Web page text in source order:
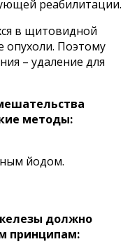
реабилитации.
в щитовидной
опухоли. Поэтому
– удаление для
методы:
йодом.
должно
принципам: